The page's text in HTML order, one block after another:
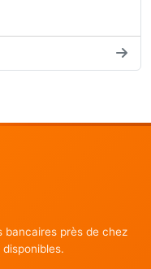
bancaires près de chez